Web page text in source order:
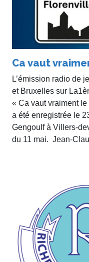
Ca vaut
L’émission radio de
et Bruxelles sur
« Ca vaut vraiment
a été enregistrée le
Gengoulf à Villers-
du 11 mai. Jean-